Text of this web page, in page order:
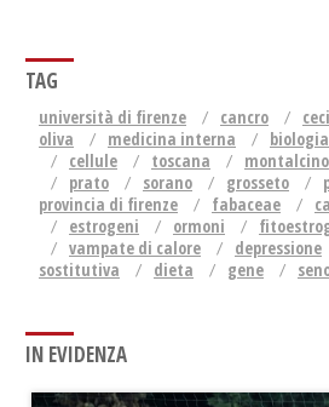
TAG
università di firenze cancro ceci
oliva
medicina interna
cellule
toscana montalcino
prato
sorano grosseto
provincia di firenze
fabaceae
estrogeni
ormoni
vampate di calore
depressione
sostitutiva
dieta gene
IN EVIDENZA